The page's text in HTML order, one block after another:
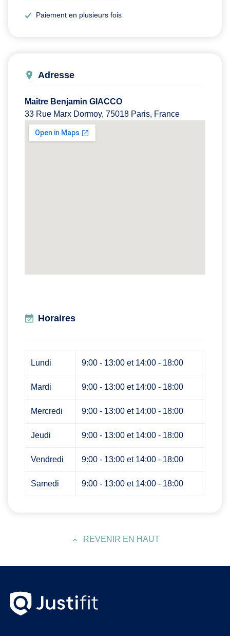
Paiement en plusieurs fois
Adresse
Maître Benjamin GIACCO
33 Rue Marx Dormoy, 75018 Paris, France
Horaires
Lundi 9:00 - 13:00 et 14:00 - 18:00
Mardi 9:00 - 13:00 et 14:00 - 18:00
Mercredi 9:00 - 13:00 et 14:00 - 18:00
Jeudi 9:00 - 13:00 et 14:00 - 18:00
Vendredi 9:00 - 13:00 et 14:00 - 18:00
Samedi 9:00 - 13:00 et 14:00 - 18:00
REVENIR EN HAUT